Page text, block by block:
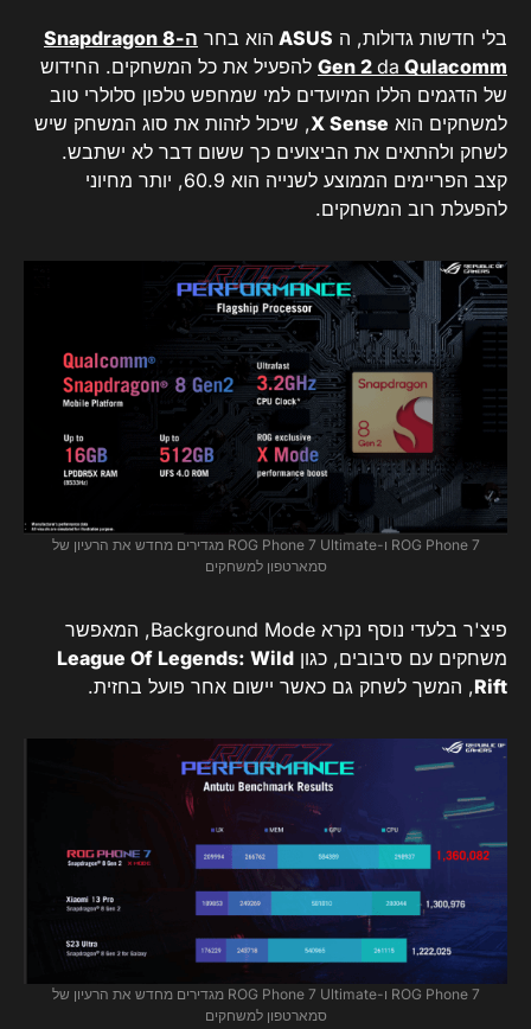
בלי חדשות גדולות, ה ASUS הוא בחר
ה-Snapdragon 8
Gen 2 da Qulacomm
להפעיל את כל המשחקים. החידוש
של הדגמים הללו המיועדים למי שמחפש טלפון סלולרי טוב
למשחקים הוא X Sense, שיכול לזהות את סוג המשחק שיש
לשחק ולהתאים את הביצועים כך ששום דבר לא ישתבש.
קצב הפריימים הממוצע לשנייה הוא 60.9, יותר מחיוני
להפעלת רוב המשחקים.
ROG Phone 7 ו-ROG Phone 7 Ultimate מגדירים מחדש את הרעיון של
סמארטפון למשחקים
פיצ'ר בלעדי נוסף נקרא Background Mode, המאפשר
משחקים עם סיבובים, כגון League Of Legends: Wild
Rift, המשך לשחק גם כאשר יישום אחר פועל בחזית.
ROG Phone 7 ו-ROG Phone 7 Ultimate מגדירים מחדש את הרעיון של
סמארטפון למשחקים